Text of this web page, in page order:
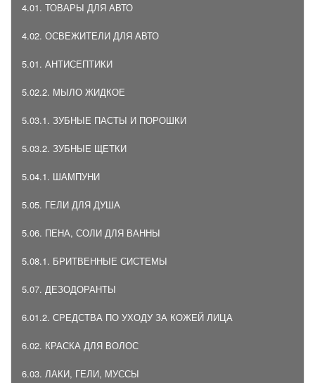
4.01. ТОВАРЫ ДЛЯ АВТО
4.02. ОСВЕЖИТЕЛИ ДЛЯ АВТО
5.01. АНТИСЕПТИКИ
5.02.2. МЫЛО ЖИДКОЕ
5.03.1. ЗУБНЫЕ ПАСТЫ И ПОРОШКИ
5.03.2. ЗУБНЫЕ ЩЕТКИ
5.04.1. ШАМПУНИ
5.05. ГЕЛИ ДЛЯ ДУША
5.06. ПЕНА, СОЛИ ДЛЯ ВАННЫ
5.08.1. БРИТВЕННЫЕ СИСТЕМЫ
5.07. ДЕЗОДОРАНТЫ
6.01.2. СРЕДСТВА ПО УХОДУ ЗА КОЖЕЙ ЛИЦА
6.02. КРАСКА ДЛЯ ВОЛОС
6.03. ЛАКИ, ГЕЛИ, МУССЫ